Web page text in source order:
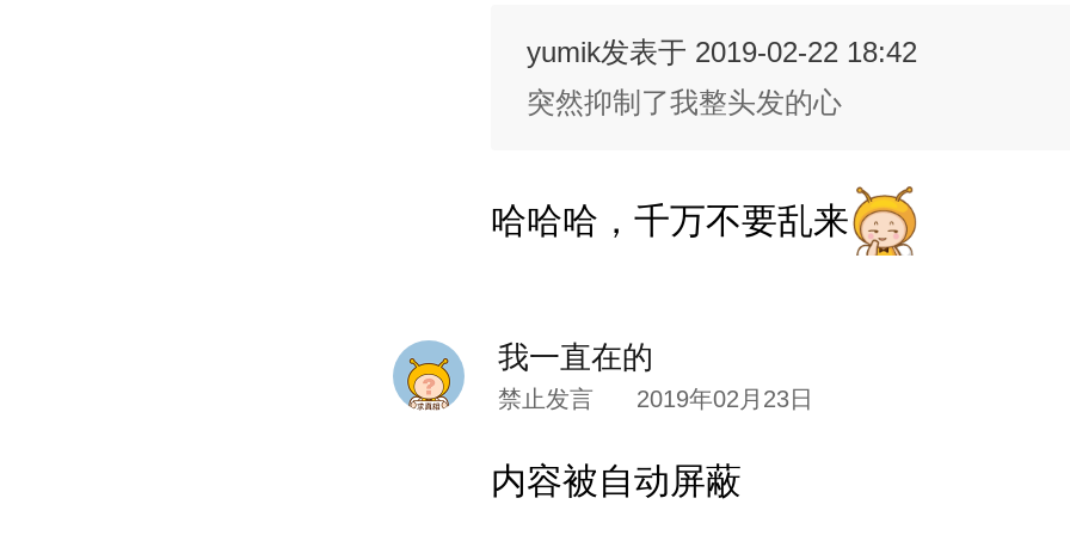
yumik发表于 2019-02-22 18:42
突然抑制了我整头发的心
哈哈哈，千万不要乱来
我一直在的
禁止发言 2019年02月23日
内容被自动屏蔽